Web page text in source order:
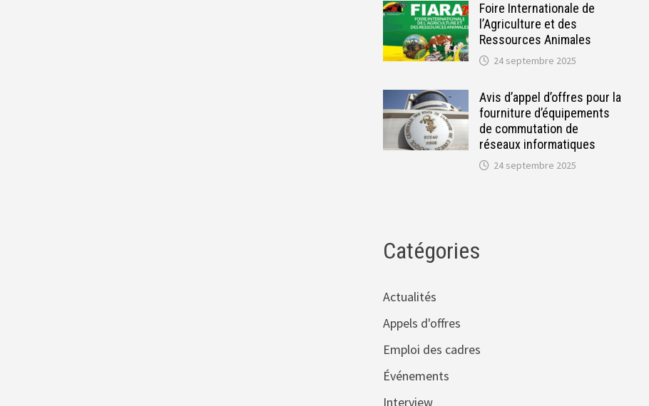
Foire Internationale de
l’Agriculture et des
Ressources Animales
24 septembre 2025
Avis d’appel d’offres pour la
fourniture d’équipements
de commutation de
réseaux informatiques
24 septembre 2025
Catégories
Actualités
Appels d'offres
Emploi des cadres
Événements
Interview